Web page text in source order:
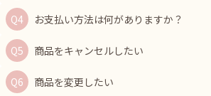
お支払い方法は何がありますか？
商品をキャンセルしたい
商品を変更したい